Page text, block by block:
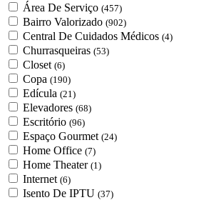
Área De Serviço (457)
Bairro Valorizado (902)
Central De Cuidados Médicos (4)
Churrasqueiras (53)
Closet (6)
Copa (190)
Edícula (21)
Elevadores (68)
Escritório (96)
Espaço Gourmet (24)
Home Office (7)
Home Theater (1)
Internet (6)
Isento De IPTU (37)